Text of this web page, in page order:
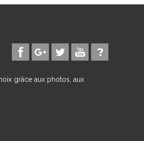
grâce aux photos, aux